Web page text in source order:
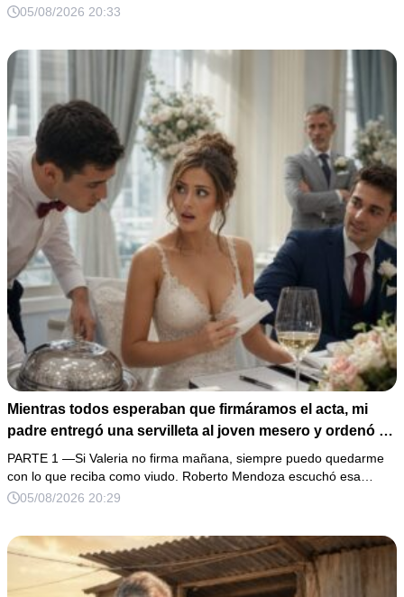
documentos. El fraude por 12 millones era grave, pero el
traición en algo imposible de perdonar.
05/08/2026 20:33
Mientras todos esperaban que firmáramos el acta, mi
padre entregó una servilleta al joven mesero y ordenó en
voz baja: “Solo ella debe leerla”. Al abrirla, descubrí que
el hombre con quien llevaba 3 años planeaba usar mi
firma y mis propiedades. Me levanté con calma, pedí
cambió toda la boda.
PARTE 1 —Si Valeria no firma mañana, siempre puedo quedarme
con lo que reciba como viudo. Roberto Mendoza escuchó esa…
05/08/2026 20:29